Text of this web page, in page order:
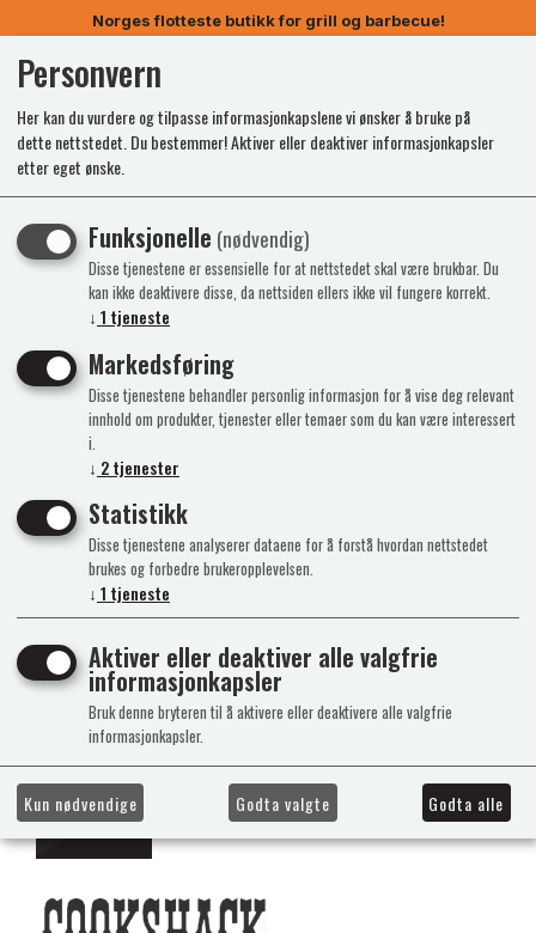
Norges flotteste butikk for grill og barbecue!
Personvern
Her kan du vurdere og tilpasse informasjonkapslene vi ønsker å bruke på
dette nettstedet. Du bestemmer! Aktiver eller deaktiver informasjonkapsler
etter eget ønske.
Funksjonelle (nødvendig)
Disse tjenestene er essensielle for at nettstedet skal være brukbar. Du
kan ikke deaktivere disse, da nettsiden ellers ikke vil fungere korrekt.
↓ 1 tjeneste
Markedsføring
Disse tjenestene behandler personlig informasjon for å vise deg relevant
innhold om produkter, tjenester eller temaer som du kan være interessert
i.
↓ 2tjenester
Statistikk
Disse tjenestene analyserer dataene for å forstå hvordan nettstedet
brukes og forbedre brukeropplevelsen.
↓ 1 tjeneste
Aktiver eller deaktiver alle valgfrie
informasjonkapsler
Bruk denne bryteren til å aktivere eller deaktivere alle valgfrie
informasjonkapsler.
Kun nødvendige Godta valgte Godta alle